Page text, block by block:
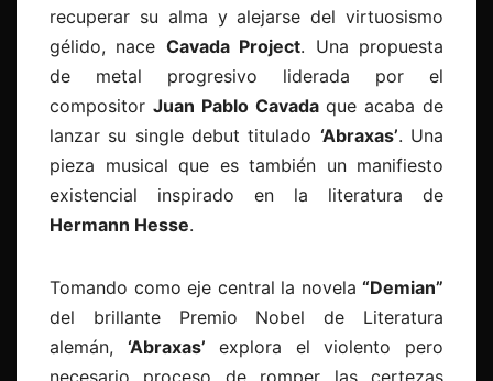
recuperar su alma y alejarse del virtuosismo
gélido, nace Cavada Project. Una propuesta
de metal progresivo liderada por el
compositor Juan Pablo Cavadaque acaba de
lanzar su single debut titulado ‘Abraxas’. Una
pieza musical que es también un manifiesto
existencial inspirado en la literatura de
Hermann Hesse.
Tomando como eje central la novela “Demian”
del brillante Premio Nobel de Literatura
alemán, ‘Abraxas’ explora el violento pero